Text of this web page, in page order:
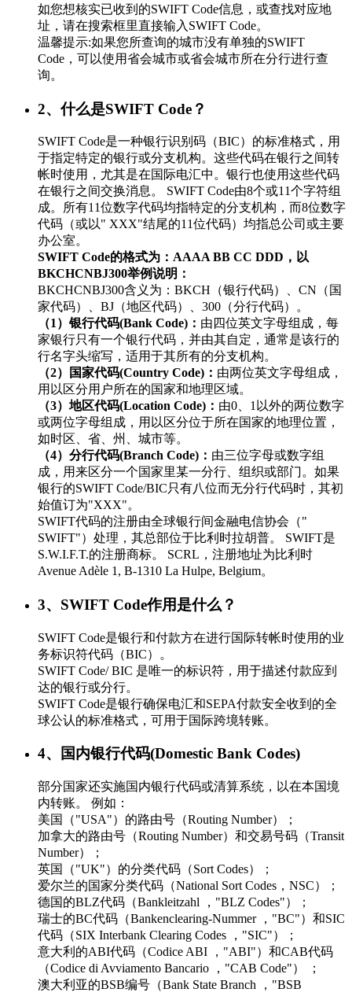
如您想核实已收到的SWIFT Code信息，或查找对应地
址，请在搜索框里直接输入SWIFT Code。
温馨提示:如果您所查询的城市没有单独的SWIFT
Code，可以使用省会城市或省会城市所在分行进行查
询。
2、什么是SWIFT Code？
SWIFT Code是一种银行识别码（BIC）的标准格式，用
于指定特定的银行或分支机构。这些代码在银行之间转
帐时使用，尤其是在国际电汇中。银行也使用这些代码
在银行之间交换消息。 SWIFT Code由8个或11个字符组
成。所有11位数字代码均指特定的分支机构，而8位数字
代码（或以" XXX"结尾的11位代码）均指总公司或主要
办公室。
SWIFT Code的格式为：AAAA BB CC DDD，以
BKCHCNBJ300举例说明：
BKCHCNBJ300含义为：BKCH（银行代码）、CN（国
家代码）、BJ（地区代码）、300（分行代码）。
（1）银行代码(Bank Code)： 由四位英文字母组成，每
家银行只有一个银行代码，并由其自定，通常是该行的
行名字头缩写，适用于其所有的分支机构。
（2）国家代码(Country Code)： 由两位英文字母组成，
用以区分用户所在的国家和地理区域。
（3）地区代码(Location Code)： 由0、1以外的两位数字
或两位字母组成，用以区分位于所在国家的地理位置，
如时区、省、州、城市等。
（4）分行代码(Branch Code)： 由三位字母或数字组
成，用来区分一个国家里某一分行、组织或部门。如果
银行的SWIFT Code/BIC只有八位而无分行代码时，其初
始值订为"XXX"。
SWIFT代码的注册由全球银行间金融电信协会（"
SWIFT"）处理，其总部位于比利时拉胡普。 SWIFT是
S.W.I.F.T.的注册商标。 SCRL，注册地址为比利时
Avenue Adèle 1, B-1310 La Hulpe, Belgium。
3、SWIFT Code作用是什么？
SWIFT Code是银行和付款方在进行国际转帐时使用的业
务标识符代码（BIC）。
SWIFT Code/ BIC 是唯一的标识符，用于描述付款应到
达的银行或分行。
SWIFT Code是银行确保电汇和SEPA付款安全收到的全
球公认的标准格式，可用于国际跨境转账。
4、国内银行代码(Domestic Bank Codes)
部分国家还实施国内银行代码或清算系统，以在本国境
内转账。 例如：
美国（"USA"）的路由号（Routing Number）；
加拿大的路由号（Routing Number）和交易号码（Transit
Number）；
英国（"UK"）的分类代码（Sort Codes）；
爱尔兰的国家分类代码（National Sort Codes，NSC）；
德国的BLZ代码（Bankleitzahl ，"BLZ Codes"）；
瑞士的BC代码（Bankenclearing-Nummer ，"BC"）和SIC
代码（SIX Interbank Clearing Codes ，"SIC"）；
意大利的ABI代码（Codice ABI ，"ABI"）和CAB代码
（Codice di Avviamento Bancario ，"CAB Code"） ；
澳大利亚的BSB编号（Bank State Branch ，"BSB